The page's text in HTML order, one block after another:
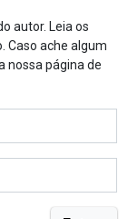
autor. Leia os
Caso ache algum
nossa página de